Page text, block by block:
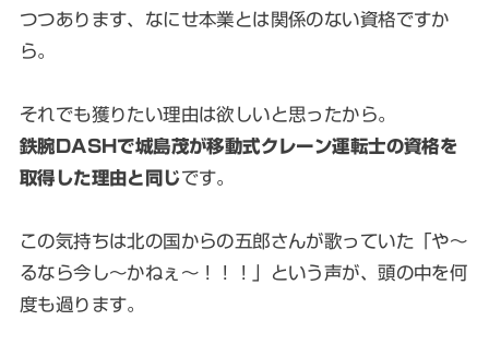
つつあります、なにせ本業とは関係のない資格ですか
ら。
それでも獲りたい理由は欲しいと思ったから。
鉄腕DASHで城島茂が移動式クレーン運転士の資格を
取得した理由と同じです。
この気持ちは北の国からの五郎さんが歌っていた「や〜
るなら今し〜かねぇ〜！！！」という声が、頭の中を何
度も過ります。